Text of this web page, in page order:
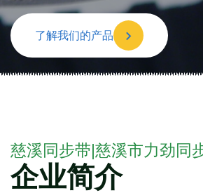
了解我们的产品
慈溪同步带|慈溪市力劲同
企业简介